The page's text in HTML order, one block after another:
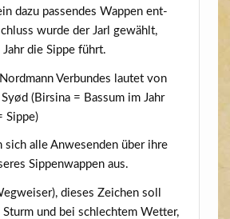
dazu pas­sen­des Wap­pen ent­
wur­de der Jarl gewählt,
die Sip­pe führt.
Ver­bun­des lau­tet von
(Bir­si­na = Bas­sum im Jahr
Sippe)
sich alle Anwe­sen­den über ihre
Sip­pen­wap­pen aus.
die­ses Zei­chen soll
Sturm und bei schlech­tem Wet­ter,